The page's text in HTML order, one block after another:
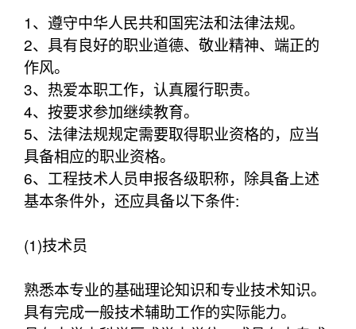
1、遵守中华人民共和国宪法和法律法规。
2、具有良好的职业道德、敬业精神、端正的
作风。
3、热爱本职工作，认真履行职责。
4、按要求参加继续教育。
5、法律法规规定需要取得职业资格的，应当
具备相应的职业资格。
6、工程技术人员申报各级职称，除具备上述
基本条件外，还应具备以下条件:
(1)技术员
熟悉本专业的基础理论知识和专业技术知识。
具有完成一般技术辅助工作的实际能力。